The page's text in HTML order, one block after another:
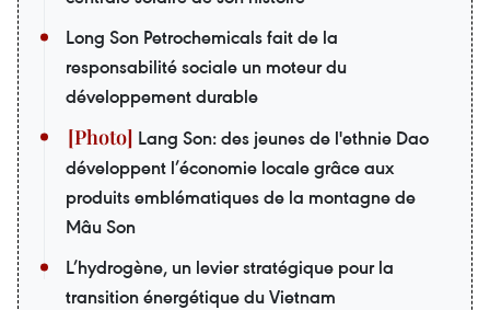
Long Son Petrochemicals fait de la
responsabilité sociale un moteur du
développement durable
Lang Son: des jeunes de l'ethnie Dao
développent l’économie locale grâce aux
produits emblématiques de la montagne de
Mâu Son
L’hydrogène, un levier stratégique pour la
transition énergétique du Vietnam